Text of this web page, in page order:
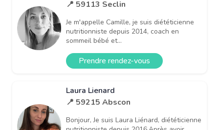
📍 59113 Seclin
Je m'appelle Camille, je suis diététicienne
nutritionniste depuis 2014, coach en
sommeil bébé et...
Prendre rendez-vous
Laura Lienard
📍 59215 Abscon
Bonjour, Je suis Laura Liénard, diététicienne